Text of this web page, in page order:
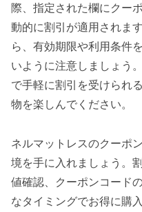
際、指定された欄にクー
動的に割引が適用されま
ら、有効期限や利用条件
いように注意しましょう
で手軽に割引を受けられ
物を楽しんでください。
ネルマットレスのクーポ
境を手に入れましょう。
値確認、クーポンコード
なタイミングでお得に購